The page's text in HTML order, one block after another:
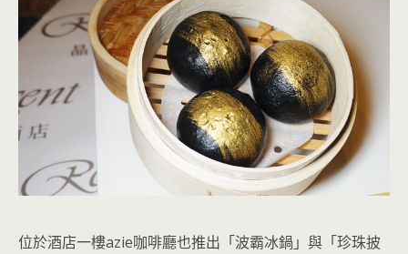
位於酒店一樓azie咖啡廳也推出「波霸冰鍋」與「珍珠披